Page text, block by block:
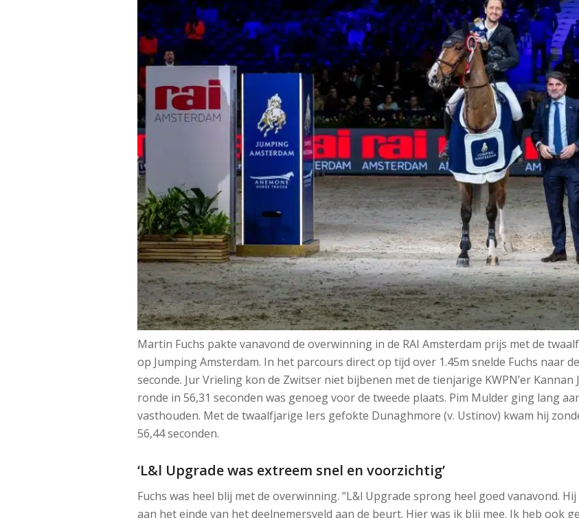
Martin Fuchs pakte vanavond de overwinning in de RAI Amsterdam prijs met de
op Jumping Amsterdam. In het parcours direct op tijd over 1.45m snelde Fuchs naar
seconde. Jur Vrieling kon de Zwitser niet bijbenen met de tienjarige KWPN’er Kannan
ronde in 56,31 seconden was genoeg voor de tweede plaats. Pim Mulder ging lang
vasthouden. Met de twaalfjarige Iers gefokte Dunaghmore (v. Ustinov) kwam hij
56,44 seconden.
‘L&l Upgrade was extreem snel en voorzichtig’
Fuchs was heel blij met de overwinning. ‘’L&l Upgrade sprong heel goed vanavond.
aan het einde van het deelnemersveld aan de beurt. Hier was ik blij mee. Ik heb ook